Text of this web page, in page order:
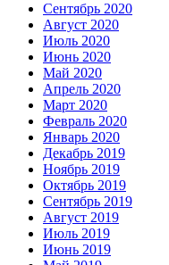
Сентябрь 2020
Август 2020
Июль 2020
Июнь 2020
Май 2020
Апрель 2020
Март 2020
Февраль 2020
Январь 2020
Декабрь 2019
Ноябрь 2019
Октябрь 2019
Сентябрь 2019
Август 2019
Июль 2019
Июнь 2019